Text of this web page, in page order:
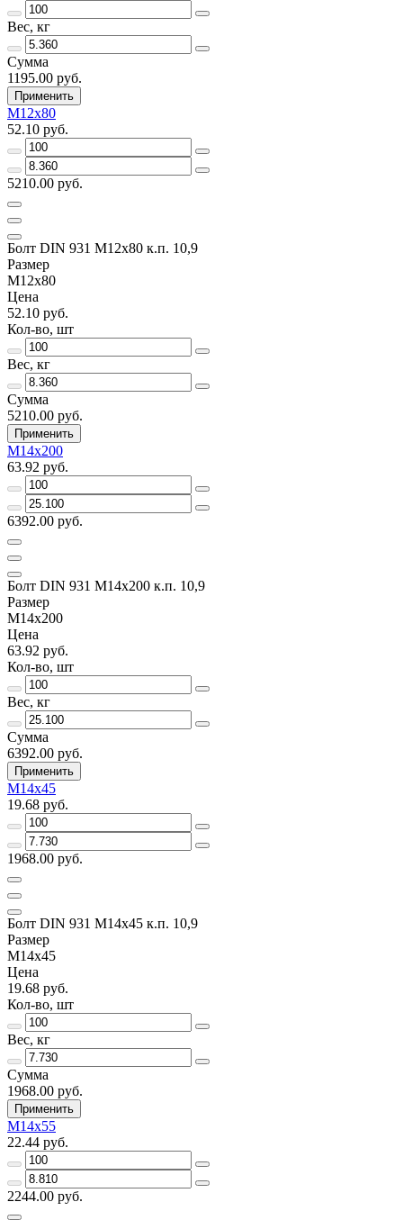
Вес, кг
Сумма
1195.00 руб.
Применить
М12х80
52.10 руб.
5210.00 руб.
Болт DIN 931 М12х80 к.п. 10,9
Размер
М12х80
Цена
52.10 руб.
Кол-во, шт
Вес, кг
Сумма
5210.00 руб.
Применить
М14х200
63.92 руб.
6392.00 руб.
Болт DIN 931 М14х200 к.п. 10,9
Размер
М14х200
Цена
63.92 руб.
Кол-во, шт
Вес, кг
Сумма
6392.00 руб.
Применить
М14х45
19.68 руб.
1968.00 руб.
Болт DIN 931 М14х45 к.п. 10,9
Размер
М14х45
Цена
19.68 руб.
Кол-во, шт
Вес, кг
Сумма
1968.00 руб.
Применить
М14х55
22.44 руб.
2244.00 руб.